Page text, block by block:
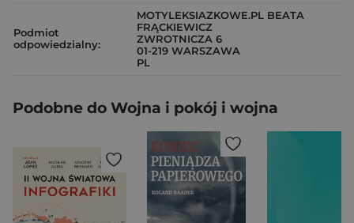
Podmiot
odpowiedzialny:
MOTYLEKSIAZKOWE.PL BEATA
FRĄCKIEWICZ
ZWROTNICZA 6
01-219 WARSZAWA
PL
Podobne do Wojna i pokój i wojna